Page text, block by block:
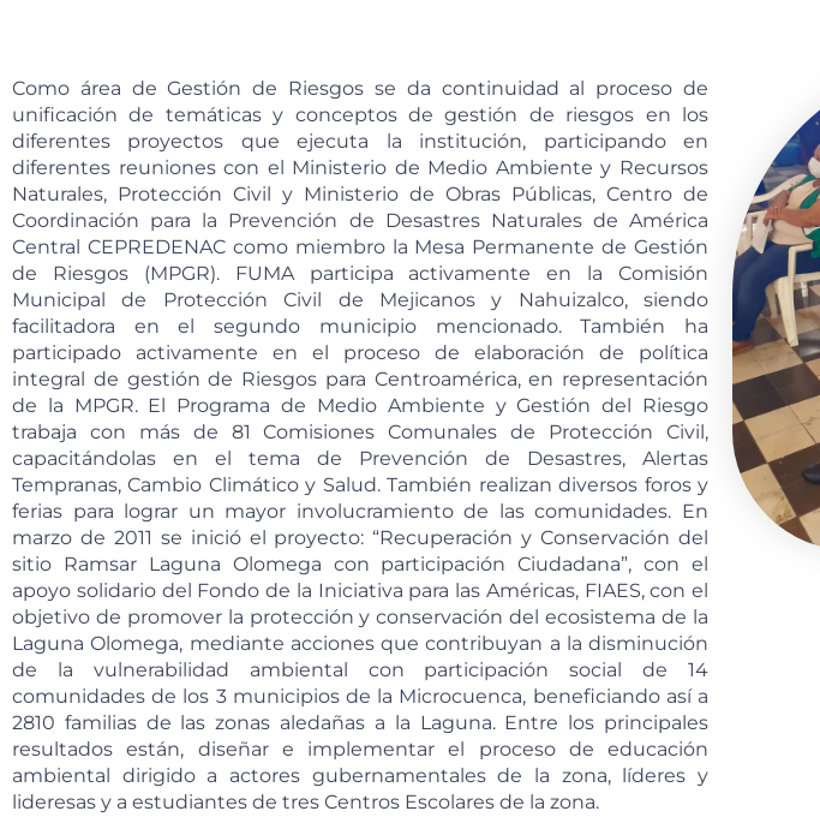
Como área de Gestión de Riesgos se da continuidad al proceso de
unificación de temáticas y conceptos de gestión de riesgos en los
diferentes proyectos que ejecuta la institución, participando en
diferentes reuniones con el Ministerio de Medio Ambiente y Recursos
Naturales, Protección Civil y Ministerio de Obras Públicas, Centro de
Coordinación para la Prevención de Desastres Naturales de América
Central CEPREDENAC como miembro la Mesa Permanente de Gestión
de Riesgos (MPGR). FUMA participa activamente en la Comisión
Municipal de Protección Civil de Mejicanos y Nahuizalco, siendo
facilitadora en el segundo municipio mencionado. También ha
participado activamente en el proceso de elaboración de política
integral de gestión de Riesgos para Centroamérica, en representación
de la MPGR. El Programa de Medio Ambiente y Gestión del Riesgo
trabaja con más de 81 Comisiones Comunales de Protección Civil,
capacitándolas en el tema de Prevención de Desastres, Alertas
Tempranas, Cambio Climático y Salud. También realizan diversos foros y
ferias para lograr un mayor involucramiento de las comunidades. En
marzo de 2011 se inició el proyecto: “Recuperación y Conservación del
sitio Ramsar Laguna Olomega con participación Ciudadana”, con el
apoyo solidario del Fondo de la Iniciativa para las Américas, FIAES, con el
objetivo de promover la protección y conservación del ecosistema de la
Laguna Olomega, mediante acciones que contribuyan a la disminución
de la vulnerabilidad ambiental con participación social de 14
comunidades de los 3 municipios de la Microcuenca, beneficiando así a
2810 familias de las zonas aledañas a la Laguna. Entre los principales
resultados están, diseñar e implementar el proceso de educación
ambiental dirigido a actores gubernamentales de la zona, líderes y
lideresas y a estudiantes de tres Centros Escolares de la zona.